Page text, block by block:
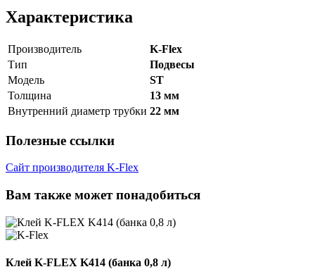
Характеристика
Производитель
K-Flex
Тип
Подвесы
Модель
ST
Толщина
13 мм
Внутренний диаметр трубки 22 мм
Полезные ссылки
Сайт производителя K-Flex
Вам также может понадобиться
Клей K-FLEX K414 (банка 0,8 л)